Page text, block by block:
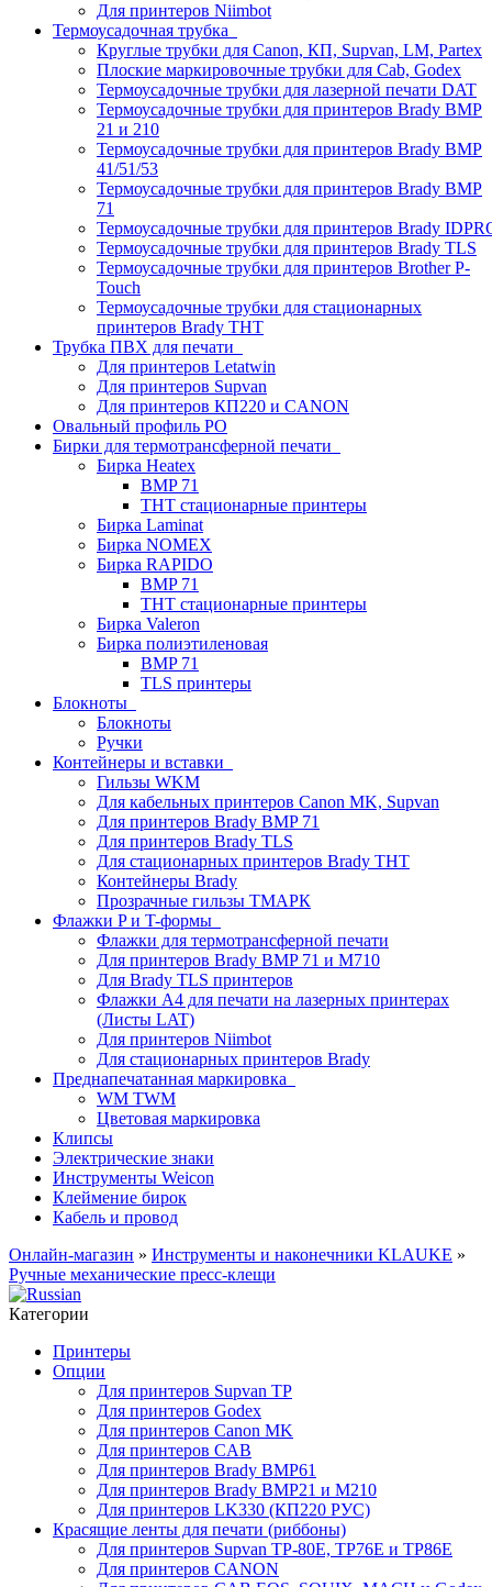
Для принтеров Niimbot
Термоусадочная трубка
Круглые трубки для Canon, КП, Supvan, LM, Partex
Плоские маркировочные трубки для Cab, Godex
Термоусадочные трубки для лазерной печати DAT
Термоусадочные трубки для принтеров Brady BMP
21 и 210
Термоусадочные трубки для принтеров Brady BMP
41/51/53
Термоусадочные трубки для принтеров Brady BMP
71
Термоусадочные трубки для принтеров Brady
Термоусадочные трубки для принтеров Brady TLS
Термоусадочные трубки для принтеров Brother P-
Touch
Термоусадочные трубки для стационарных
принтеров Brady THT
Трубка ПВХ для печати
Для принтеров Letatwin
Для принтеров Supvan
Для принтеров КП220 и CANON
Овальный профиль PO
Бирки для термотрансферной печати
Бирка Heatex
BMP 71
THT стационарные принтеры
Бирка Laminat
Бирка NOMEX
Бирка RAPIDO
BMP 71
THT стационарные принтеры
Бирка Valeron
Бирка полиэтиленовая
BMP 71
TLS принтеры
Блокноты
Блокноты
Ручки
Контейнеры и вставки
Гильзы WKM
Для кабельных принтеров Canon MK, Supvan
Для принтеров Brady BMP 71
Для принтеров Brady TLS
Для стационарных принтеров Brady THT
Контейнеры Brady
Прозрачные гильзы ТМАРК
Флажки P и T-формы
Флажки для термотрансферной печати
Для принтеров Brady BMP 71 и M710
Для Brady TLS принтеров
Флажки A4 для печати на лазерных принтерах
(Листы LAT)
Для принтеров Niimbot
Для стационарных принтеров Brady
Преднапечатанная маркировка
WM TWM
Цветовая маркировка
Клипсы
Электрические знаки
Инструменты Weicon
Клеймение бирок
Кабель и провод
Онлайн-магазин » Инструменты и наконечники KLAUKE »
Ручные механические пресс-клещи
Категории
Принтеры
Опции
Для принтеров Supvan TP
Для принтеров Godex
Для принтеров Canon MK
Для принтеров CAB
Для принтеров Brady BMP61
Для принтеров Brady BMP21 и M210
Для принтеров LK330 (КП220 РУС)
Красящие ленты для печати (риббоны)
Для принтеров Supvan TP-80E, TP76E и TP86E
Для принтеров CANON